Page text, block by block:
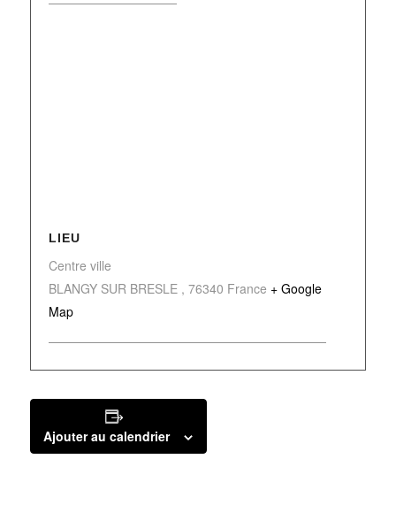
LIEU
Centre ville
BLANGY SUR BRESLE , 76340 France + Google
Map
Ajouter au calendrier